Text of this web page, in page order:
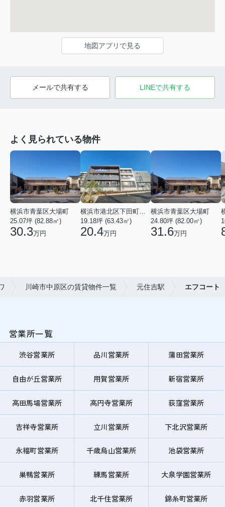
地図アプリで見る
メールで共有する LINEで共有する
よく見られている物件
横浜市青葉区大場町
25.07坪 (82.88㎡)
30.3万円
19.18坪 (63.43㎡)
20.4万円
横浜市青葉区大場町
24.80坪 (82.00㎡)
31.6万円
川崎市中原区の賃貸物件一覧 元住吉駅 エフコート
営業所一覧
渋谷営業所 品川営業所 蒲田営業所
自由が丘営業所 用賀営業所 新宿営業所
高田馬場営業所 高円寺営業所 荻窪営業所
吉祥寺営業所 立川営業所 下北沢営業所
永福町営業所 千歳烏山営業所 池袋営業所
巣鴨営業所 練馬営業所 大泉学園営業所
赤羽営業所 北千住営業所 錦糸町営業所